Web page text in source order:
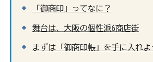
「御商印」ってなに？
舞台は、大阪の個性派6商店街
まずは「御商印帳」を手に入れよ